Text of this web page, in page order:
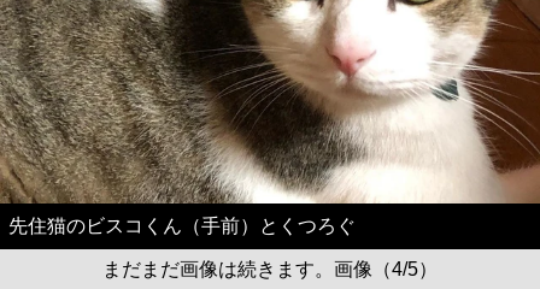
先住猫のビスコくん（手前）とくつろぐ
まだまだ画像は続きます。画像（4/5）